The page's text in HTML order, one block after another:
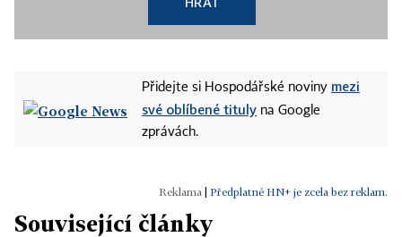
Přidejte si Hospodářské noviny mezi
své oblíbené tituly na Google
zprávách.
Předplatné HN+ je zcela bez reklam.
Související články